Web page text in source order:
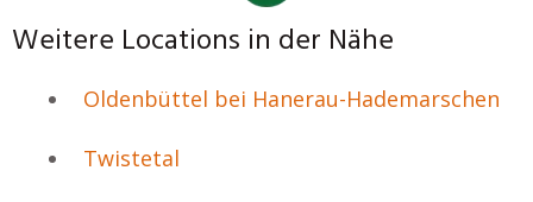
Weitere Locations in der Nähe
Oldenbüttel bei Hanerau-Hademarschen
Twistetal